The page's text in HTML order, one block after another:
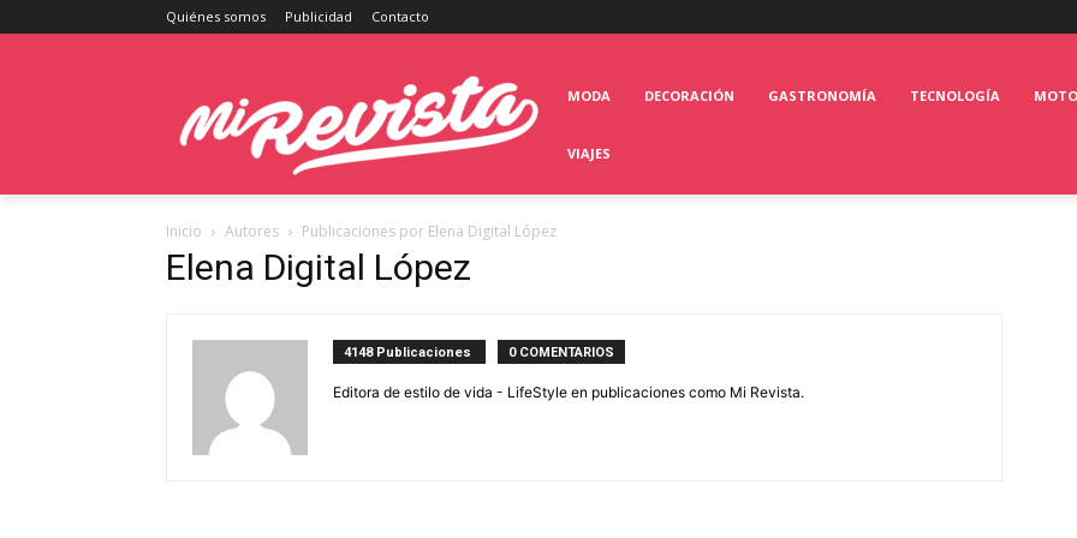
Quiénes somos Publicidad Contacto
MODA DECORACIÓN GASTRONOMÍA TECNOLOGÍA
VIAJES
Inicio Autores Publicaciones por Elena Digital López
Elena Digital López
4148 Publicaciones 0 COMENTARIOS
Editora de estilo de vida - LifeStyle en publicaciones como Mi Revista.